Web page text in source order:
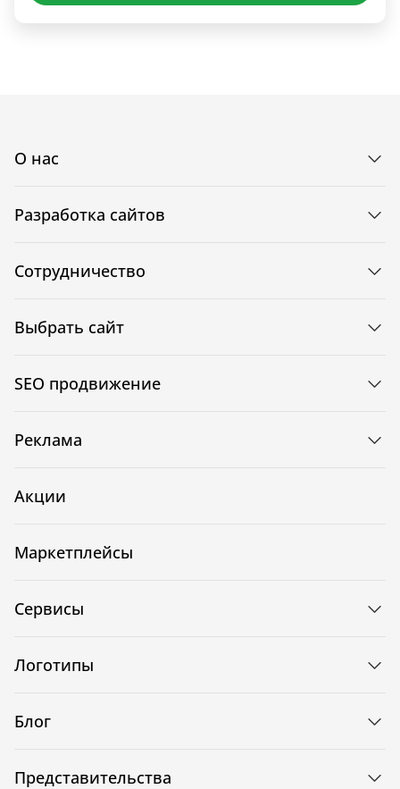
О нас
Разработка сайтов
Сотрудничество
Выбрать сайт
SEO продвижение
Реклама
Акции
Маркетплейсы
Сервисы
Логотипы
Блог
Представительства